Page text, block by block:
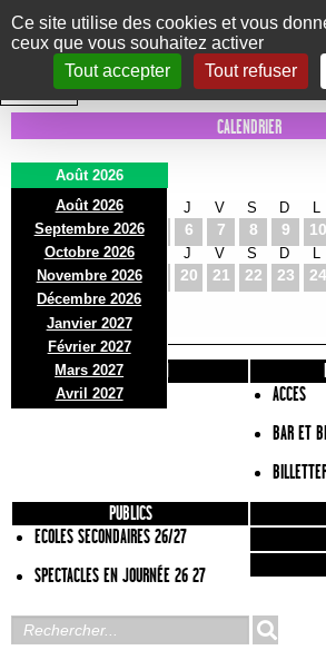
Panneau de gestion des cookies
Ce site utilise des cookies et vous
ceux que vous souhaitez activer
Tout accepter
Tout refuser
Le Marni
CONCERTS DANSE/CIRQUE THÉÂTRE KIDS
INTRA MUROS
CALENDRIER
Août 2026
Août 2026
Septembre 2026
Octobre 2026
Novembre 2026
Décembre 2026
Janvier 2027
Février 2027
Mars 2027
Avril 2027
D
2
L
3
M
4
J
6
V
7
S
8
D
9 10
D
16
L
17
M
18
J
20
V
21
S
22
D
23 24
D
30
L
31
PRÉSENTATION
ACCES
BAR ET
PUBLICS
ECOLES SECONDAIRES 26/27
SPECTACLES EN JOURNÉE 26 27